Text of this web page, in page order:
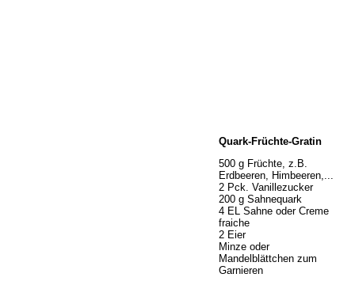
Quark-Früchte-Gratin
500 g Früchte, z.B.
Erdbeeren, Himbeeren,...
2 Pck. Vanillezucker
200 g Sahnequark
4 EL Sahne oder Creme
fraiche
2 Eier
Minze oder
Mandelblättchen zum
Garnieren